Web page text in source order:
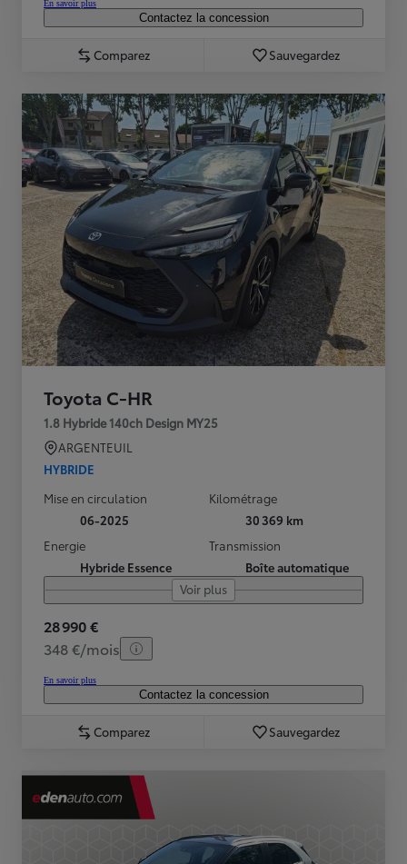
En savoir plus
Contactez la concession
Comparez Sauvegardez
Toyota C-HR
1.8 Hybride 140ch Design MY25
ARGENTEUIL
HYBRIDE
Mise en circulation
06-2025
Kilométrage
30 369 km
Energie
Hybride Essence
Transmission
Boîte automatique
Voir plus
28 990 €
348 €/mois
En savoir plus
Contactez la concession
Comparez Sauvegardez